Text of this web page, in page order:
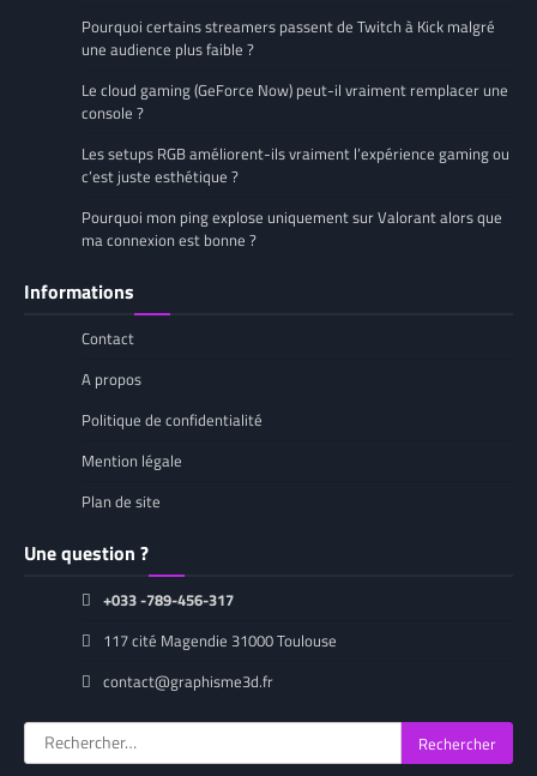
Pourquoi certains streamers passent de Twitch à Kick malgré
une audience plus faible ?
Le cloud gaming (GeForce Now) peut-il vraiment remplacer une
console ?
Les setups RGB améliorent-ils vraiment l’expérience gaming ou
c’est juste esthétique ?
Pourquoi mon ping explose uniquement sur Valorant alors que
ma connexion est bonne ?
Informations
Contact
A propos
Politique de confidentialité
Mention légale
Plan de site
Une question ?
+033 -789-456-317
117 cité Magendie 31000 Toulouse
contact@graphisme3d.fr
Rechercher :